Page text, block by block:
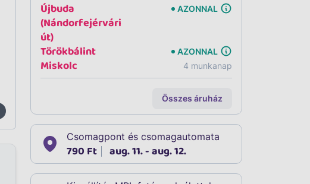
Újbuda
(Nándorfejérvári
út)
AZONNAL
Törökbálint AZONNAL
Miskolc 4 munkanap
Összes áruház
Csomagpont és csomagautomata
790 Ft aug. 11. - aug. 12.